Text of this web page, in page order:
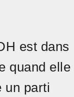
est dans
quand elle
un parti